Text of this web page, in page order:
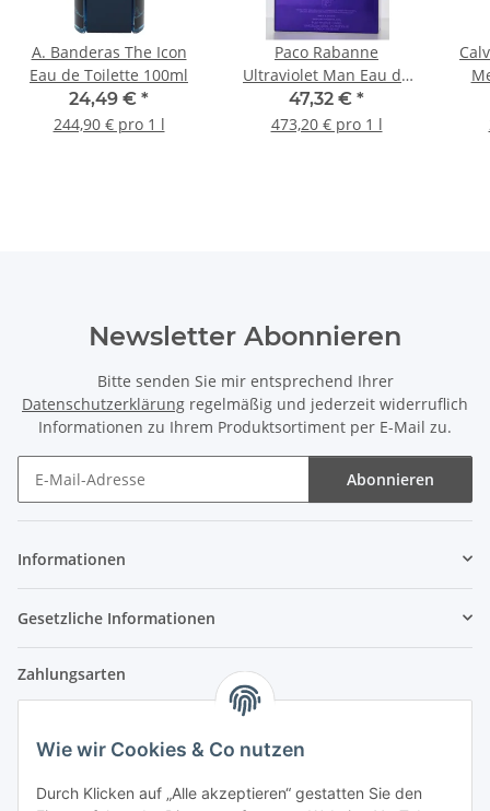
Wie wir Cookies & Co nutzen
Durch Klicken auf „Alle akzeptieren“ gestatten Sie den
A. Banderas The Icon
Eau de Toilette 100ml
24,49 € *
244,90 € pro 1 l
Paco Rabanne
Ultraviolet Man Eau de
Toilette 100ml
47,32 € *
473,20 € pro 1 l
Newsletter Abonnieren
Bitte senden Sie mir entsprechend Ihrer
Datenschutzerklärung regelmäßig und jederzeit widerruflich
Informationen zu Ihrem Produktsortiment per E-Mail zu.
Abonnieren
Informationen
Gesetzliche Informationen
Zahlungsarten
Versandpartner